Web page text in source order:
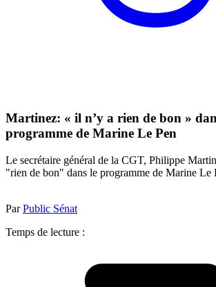
Martinez: « il n’y a rien de bon »
programme de Marine Le Pen
Le secrétaire général de la CGT, Philippe
"rien de bon" dans le programme de Marine Le
ParPublic Sénat
Temps de lecture :